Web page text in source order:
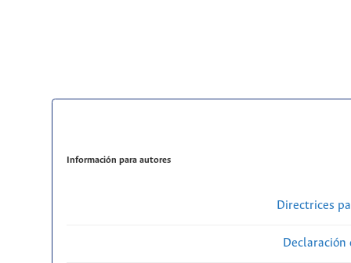
Información para autores
Directrices